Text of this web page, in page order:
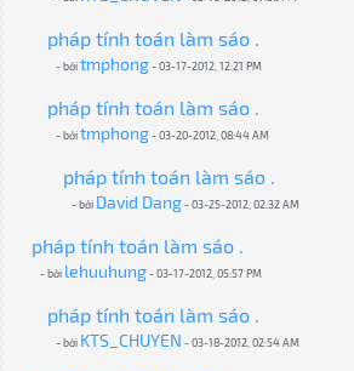
pháp tính toán làm sáo .
- bởitmphong- 03-17-2012, 12:21 PM
pháp tính toán làm sáo .
- bởitmphong- 03-20-2012, 08:44 AM
pháp tính toán làm sáo .
- bởi David Dang- 03-25-2012, 02:32 AM
pháp tính toán làm sáo .
- bởi lehuuhung- 03-17-2012, 05:57 PM
pháp tính toán làm sáo .
- bởi KTS_CHUYEN - 03-18-2012, 02:54 AM